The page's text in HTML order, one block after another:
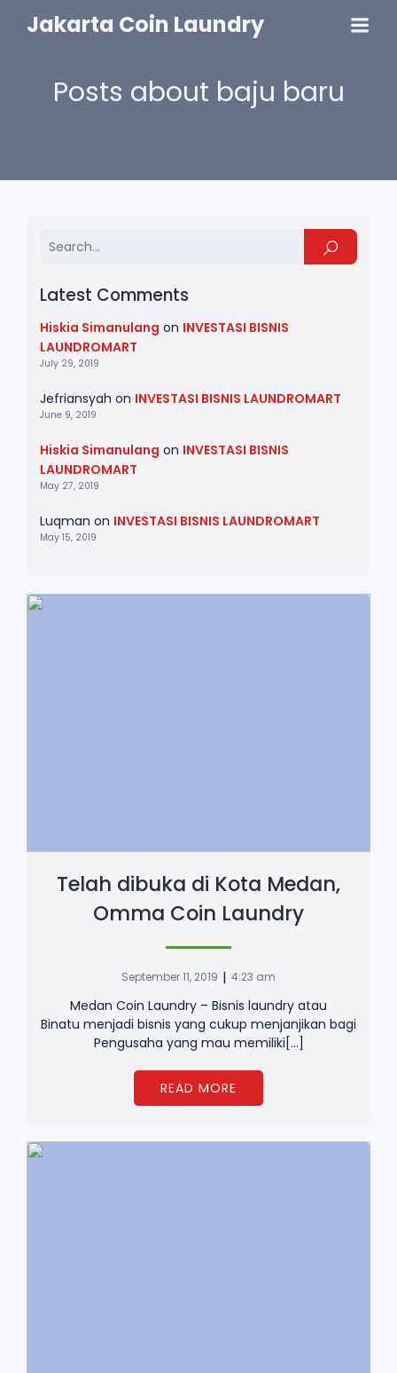
Jakarta Coin Laundry
Posts about baju baru
Latest Comments
Hiskia Simanulang on INVESTASI BISNIS
LAUNDROMART
July 29, 2019
Jefriansyah on INVESTASI BISNIS LAUNDROMART
June 9, 2019
Hiskia Simanulang on INVESTASI BISNIS
LAUNDROMART
May 27, 2019
Luqman on INVESTASI BISNIS LAUNDROMART
May 15, 2019
Telah dibuka di Kota Medan,
Omma Coin Laundry
September 11, 2019 | 4:23 am
Medan Coin Laundry – Bisnis laundry atau
Binatu menjadi bisnis yang cukup menjanjikan bagi
Pengusaha yang mau memiliki[…]
READ MORE